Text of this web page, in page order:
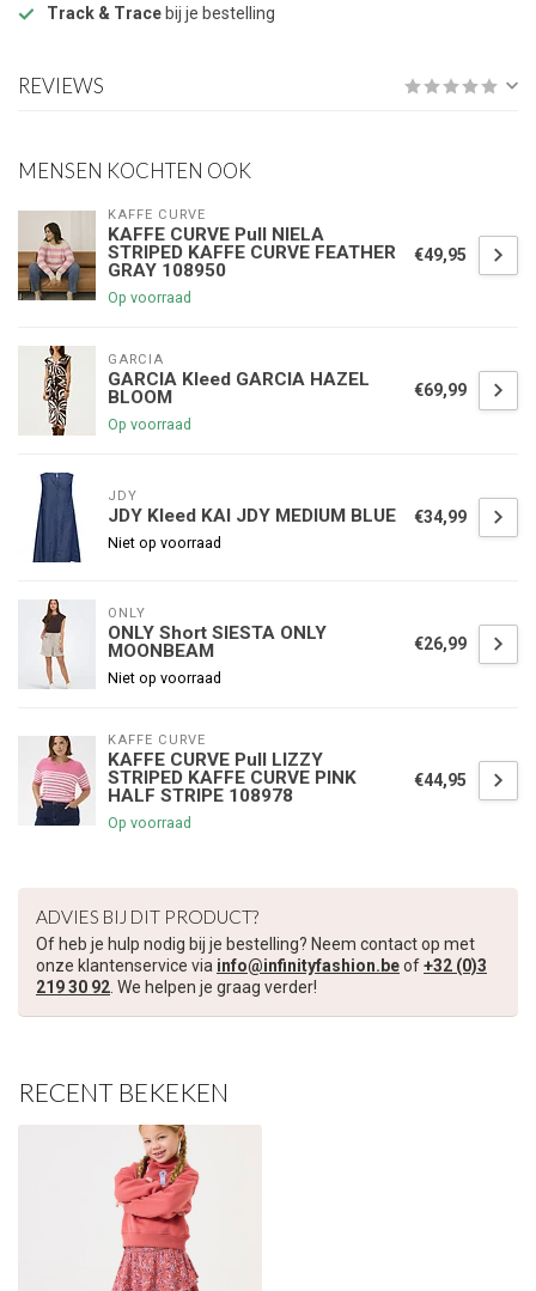
Track & Trace bij je bestelling
REVIEWS
MENSEN KOCHTEN OOK
KAFFE CURVE
KAFFE CURVE Pull NIELA
STRIPED KAFFE CURVE FEATHER
GRAY 108950
Op voorraad
€49,95
GARCIA
GARCIA Kleed GARCIA HAZEL
BLOOM
Op voorraad
€69,99
JDY
JDY Kleed KAI JDY MEDIUM BLUE
Niet op voorraad
€34,99
ONLY
ONLY Short SIESTA ONLY
MOONBEAM
Niet op voorraad
€26,99
KAFFE CURVE
KAFFE CURVE Pull LIZZY
STRIPED KAFFE CURVE PINK
HALF STRIPE 108978
Op voorraad
€44,95
ADVIES BIJ DIT PRODUCT?
Of heb je hulp nodig bij je bestelling? Neem contact op met
onze klantenservice via info@infinityfashion.beof+32 (0)3
219 30 92. We helpen je graag verder!
RECENT BEKEKEN